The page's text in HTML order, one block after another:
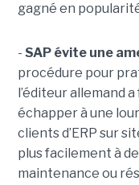
gagné en
- SAP évite une
procédure pour
l’éditeur allemand
échapper à une
clients d’ERP sur
plus facilement à
maintenance ou